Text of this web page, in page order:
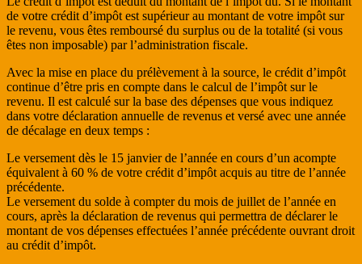
de votre crédit d’impôt est supérieur au montant de votre impôt sur
le revenu, vous êtes remboursé du surplus ou de la totalité (si vous
êtes non imposable) par l’administration fiscale.
Avec la mise en place du prélèvement à la source, le crédit d’impôt
continue d’être pris en compte dans le calcul de l’impôt sur le
revenu. Il est calculé sur la base des dépenses que vous indiquez
dans votre déclaration annuelle de revenus et versé avec une année
de décalage en deux temps :
Le versement dès le 15 janvier de l’année en cours d’un acompte
équivalent à 60 % de votre crédit d’impôt acquis au titre de l’année
précédente.
Le versement du solde à compter du mois de juillet de l’année en
cours, après la déclaration de revenus qui permettra de déclarer le
montant de vos dépenses effectuées l’année précédente ouvrant droit
au crédit d’impôt.